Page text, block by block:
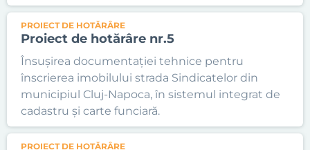
PROIECT DE HOTĂRÂRE
Proiect de hotărâre nr.5
Însușirea documentației tehnice pentru
înscrierea imobilului strada Sindicatelor din
municipiul Cluj-Napoca, în sistemul integrat de
cadastru și carte funciară.
PROIECT DE HOTĂRÂRE